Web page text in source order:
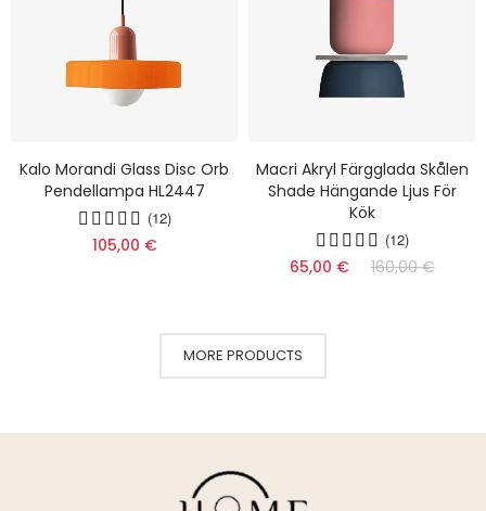
Kalo Morandi Glass Disc Orb
Pendellampa HL2447
(12)
105,00 €
Macri Akryl Färgglada Skålen
Shade Hängande Ljus För
Kök
(12)
65,00 € 160,00 €
MORE PRODUCTS